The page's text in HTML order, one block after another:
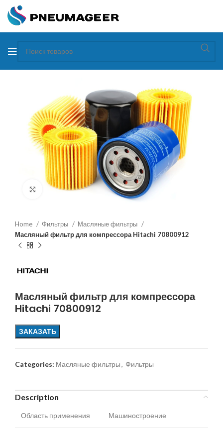
Увеличить
Home Фильтры
Масляные фильтры
Масляный фильтр для компрессора Hitachi 70800912
Масляный фильтр для компрессора
Hitachi 70800912
ЗАКАЗАТЬ
Categories: Масляные фильтры, Фильтры
Description
Область применения Машиностроение